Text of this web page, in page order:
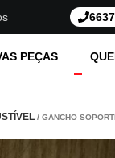
PEÇAS
/ GANCHO